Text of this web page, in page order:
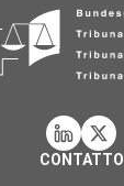
CONTATTO